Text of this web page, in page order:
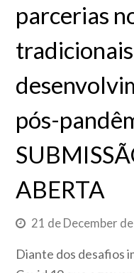
parcerias
pós-
ABERTA
21 de December
Diante dos desafios